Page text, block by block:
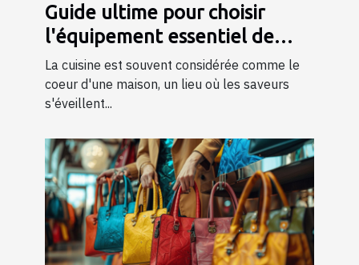
Guide ultime pour choisir
l'équipement essentiel de
cuisine
La cuisine est souvent considérée comme le
coeur d'une maison, un lieu où les saveurs
s'éveillent...